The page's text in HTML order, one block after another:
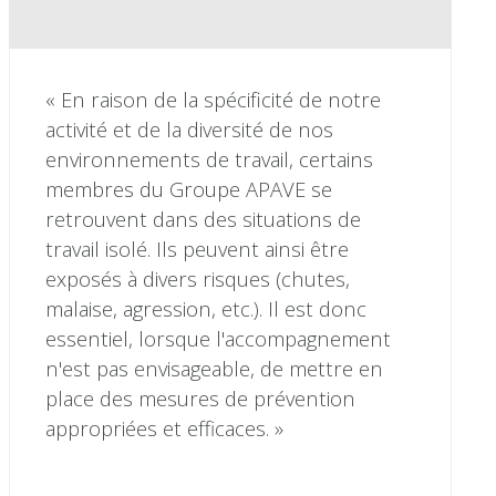
« En raison de la spécificité de notre
activité et de la diversité de nos
environnements de travail, certains
membres du Groupe APAVE se
retrouvent dans des situations de
travail isolé. Ils peuvent ainsi être
exposés à divers risques (chutes,
malaise, agression, etc.). Il est donc
essentiel, lorsque l'accompagnement
n'est pas envisageable, de mettre en
place des mesures de prévention
appropriées et efficaces. »